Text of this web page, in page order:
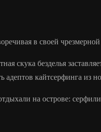
в своей чрезмерной
скука безделья
адептов кайтсерфинга из
на острове: